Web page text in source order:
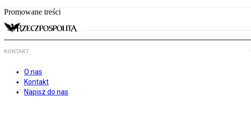
Promowane treści
KONTAKT
O nas
Kontakt
Napisz do nas